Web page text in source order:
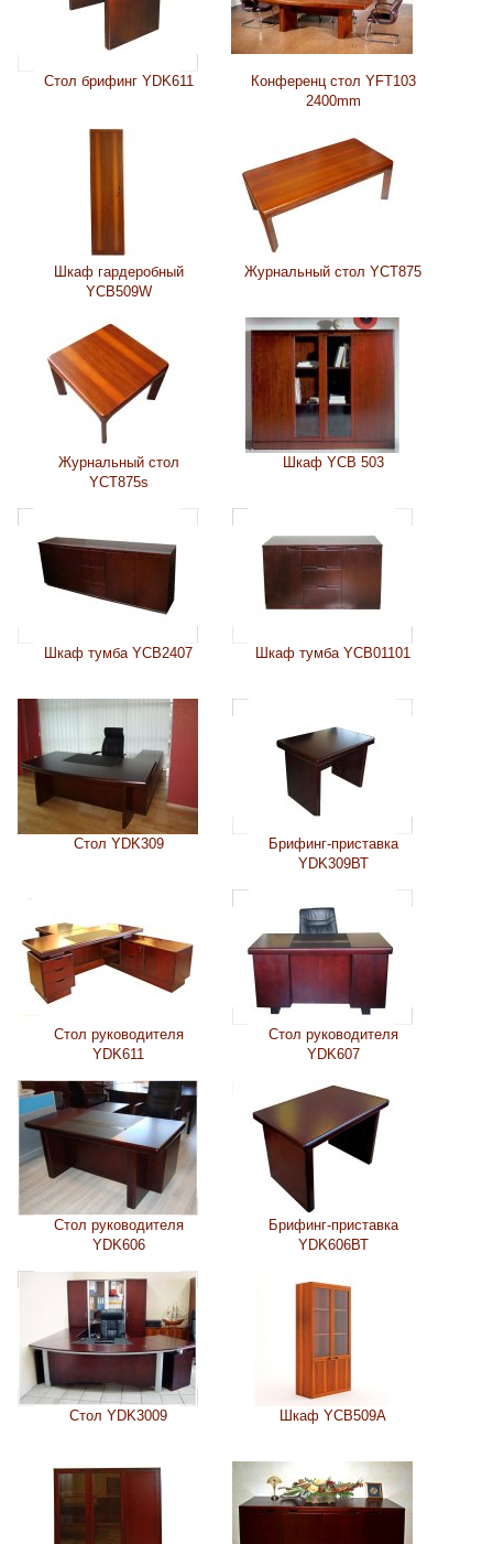
Стол брифинг YDK611
Конференц стол YFT103
2400mm
Шкаф гардеробный
YCB509W
Журнальный стол YCT875
Журнальный стол
YCT875s
Шкаф YCB 503
Шкаф тумба YCB2407 Шкаф тумба YCB01101
Стол YDK309
Брифинг-приставка
YDK309ВТ
Стол руководителя
YDK611
Стол руководителя
YDK607
Стол руководителя
YDK606
Брифинг-приставка
YDK606ВТ
Стол YDK3009 Шкаф YCB509A